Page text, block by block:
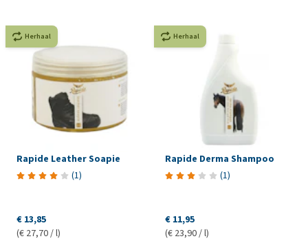
Herhaal
Rapide Leather Soapie
(1)
€ 13,85
(€ 27,70 / l)
Herhaal
Rapide Derma Shampoo
(1)
€ 11,95
(€ 23,90 / l)